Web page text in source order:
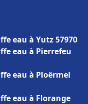
eau à Yutz 57970
eau à Pierrefeu
eau à Ploërmel
eau à Florange